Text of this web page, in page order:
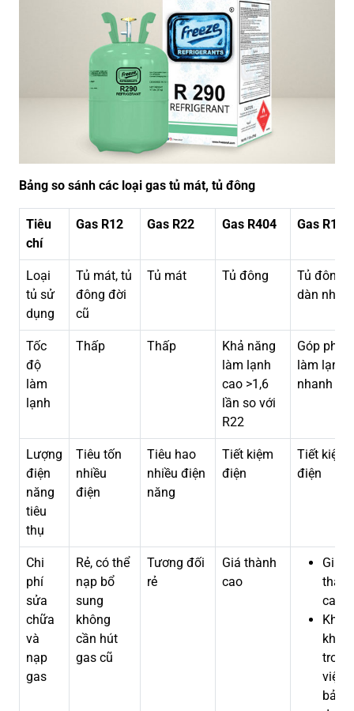
Bảng so sánh các loại gas tủ mát, tủ đông
Tiêu
chí
Gas R12 Gas R22 Gas R404 Gas
Loại
tủ sử
dụng
Tủ mát, tủ
đông đời
cũ
Tủ mát Tủ đông
Tủ đông
dàn nhôm
Tốc
độ
làm
lạnh
Thấp Thấp
Khả năng
làm lạnh
cao >1,6
lần so với
R22
Góp phần
làm lạnh
nhanh
Lượng
điện
năng
tiêu
thụ
Tiêu tốn
nhiều
điện
Tiêu hao
nhiều điện
năng
Tiết kiệm
điện
Tiết kiệm
điện
Chi
phí
sửa
chữa
và
nạp
gas
Rẻ, có thể
nạp bổ
sung
không
cần hút
gas cũ
Tương đối
rẻ
Giá thành
cao
Giá
thành
cao
Khó
khăn
trong
việc
bảo